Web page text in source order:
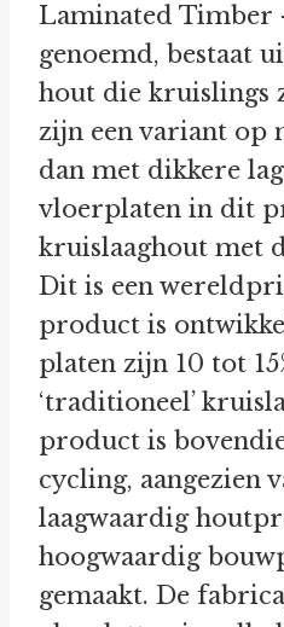
Laminated Timber
genoemd, bestaat
hout die kruislings
zijn een variant op
dan met dikkere
vloerplaten in dit
kruislaaghout met
Dit is een
product is
platen zijn 10 tot
‘traditioneel’
product is
cycling, aangezien
laagwaardig
hoogwaardig
gemaakt. De